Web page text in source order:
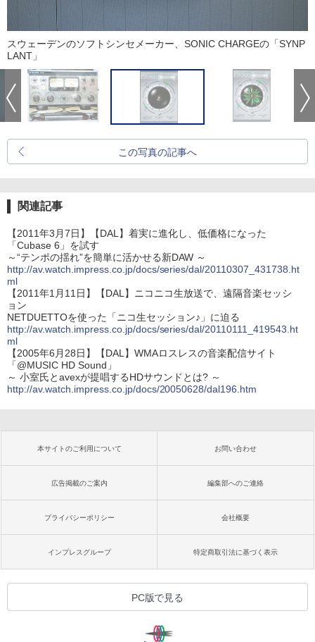
スウェーデンのソフトシンセメーカー、SONIC CHARGEの「SYNP
LANT」
この写真の記事へ
関連記事
【2011年3月7日】【DAL】着実に進化し、低価格になった
「Cubase 6」を試す
～“テンポの揺れ”を簡単に活かせる新DAW ～
http://av.watch.impress.co.jp/docs/series/dal/20110307_431738.ht
ml
【2011年1月11日】【DAL】ニコニコ生放送で、遠隔音楽セッシ
ョン
NETDUETTOを使った「ニコ生セッション♪」に迫る
http://av.watch.impress.co.jp/docs/series/dal/20110111_419543.ht
ml
【2005年6月28日】【DAL】WMAロスレスの音楽配信サイト
「@MUSIC HD Sound」
～ 小室氏とavexが提唱するHDサウンドとは? ～
http://av.watch.impress.co.jp/docs/20050628/dal196.htm
本サイトのご利用について お問い合わせ
広告掲載のご案内 編集部へのご連絡
プライバシーポリシー 会社概要
インプレスグループ 特定商取引法に基づく表示
PC版で見る